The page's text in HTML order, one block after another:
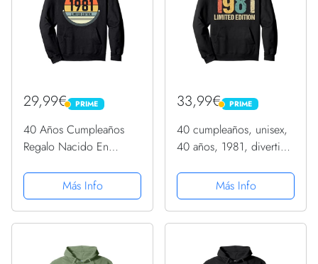
29,99€ PRIME
PRIME
40 Años Cumpleaños
Regalo Nacido En
Sudadera con Capucha
Más Info
33,99€ PRIME
PRIME
40 cumpleaños, unisex,
40 años, 1981, divertido
CapuchaMás Info